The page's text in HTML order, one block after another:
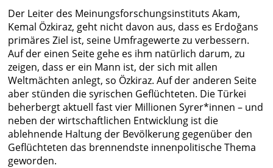
Der Leiter des Meinungsforschungsinstituts Akam,
Kemal Özkiraz, geht nicht davon aus, dass es Erdoğans
primäres Ziel ist, seine Umfragewerte zu verbessern.
Auf der einen Seite gehe es ihm natürlich darum, zu
zeigen, dass er ein Mann ist, der sich mit allen
Weltmächten anlegt, so Özkiraz. Auf der anderen Seite
aber stünden die syrischen Geflüchteten. Die Türkei
beherbergt aktuell fast vier Millionen Syrer*innen – und
neben der wirtschaftlichen Entwicklung ist die
ablehnende Haltung der Bevölkerung gegenüber den
Geflüchteten das brennendste innenpolitische Thema
geworden.